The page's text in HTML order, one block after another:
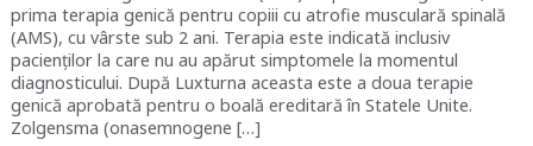
prima terapia genică pentru copiii cu atrofie musculară spinală
(AMS), cu vârste sub 2 ani. Terapia este indicată inclusiv
pacienților la care nu au apărut simptomele la momentul
diagnosticului. După Luxturna aceasta este a doua terapie
genică aprobată pentru o boală ereditară în Statele Unite.
Zolgensma (onasemnogene […]